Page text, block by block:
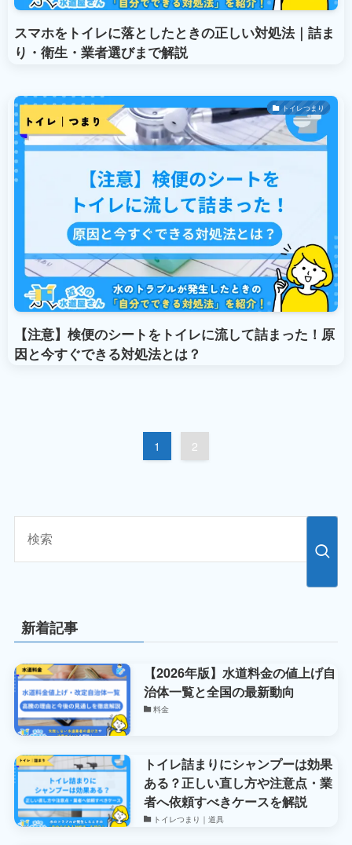
スマホをトイレに落としたときの正しい対処法｜詰ま
り・衛生・業者選びまで解説
トイレつまり
【注意】検便のシートをトイレに流して詰まった！原
因と今すぐできる対処法とは？
1 2
新着記事
【2026年版】水道料金の値上げ自
治体一覧と全国の最新動向
料金
トイレ詰まりにシャンプーは効果
ある？正しい直し方や注意点・業
者へ依頼すべきケースを解説
トイレつまり｜道具